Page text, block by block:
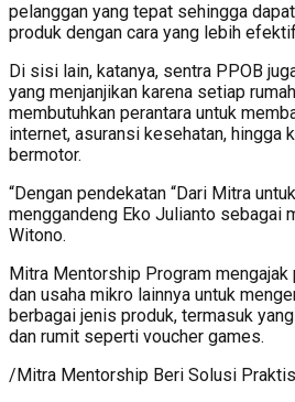
pelanggan yang tepat sehingga
produk dengan cara yang lebih
Di sisi lain, katanya, sentra PPOB
yang menjanjikan karena setiap
membutuhkan perantara untuk
internet, asuransi kesehatan, hingga
bermotor.
“Dengan pendekatan “Dari Mitra
menggandeng Eko Julianto sebagai
Witono.
Mitra Mentorship Program
dan usaha mikro lainnya untuk
berbagai jenis produk, termasuk
dan rumit seperti voucher games.
/Mitra Mentorship Beri Solusi